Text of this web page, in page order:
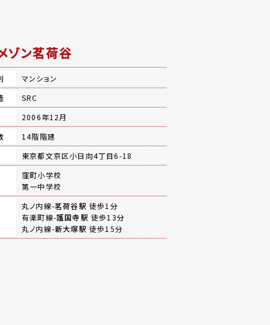
ゾン茗荷谷
マンション
SRC
2006年12月
14階階建
東京都文京区小日向4丁目6-18
窪町小学校
第一中学校
丸ノ内線-茗荷谷駅 徒歩1分
有楽町線-護国寺駅 徒歩13分
丸ノ内線-新大塚駅 徒歩15分